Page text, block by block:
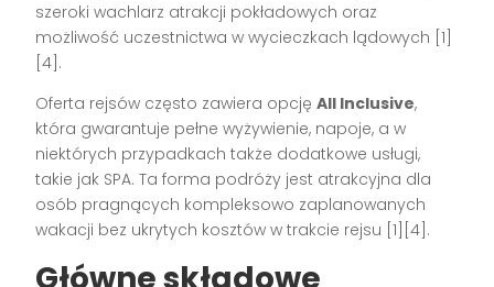
szeroki wachlarz atrakcji pokładowych oraz
możliwość uczestnictwa w wycieczkach lądowych [1]
[4].
Oferta rejsów często zawiera opcjęAll Inclusive,
która gwarantuje pełne wyżywienie, napoje, a w
niektórych przypadkach także dodatkowe usługi,
takie jak SPA. Ta forma podróży jest atrakcyjna dla
osób pragnących kompleksowo zaplanowanych
wakacji bez ukrytych kosztów w trakcie rejsu [1][4].